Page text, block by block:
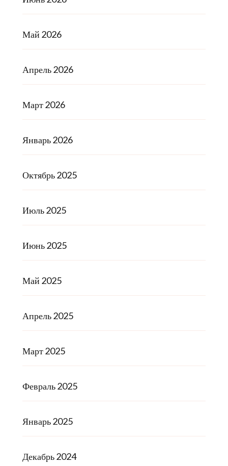
Май 2026
Апрель 2026
Март 2026
Январь 2026
Октябрь 2025
Июль 2025
Июнь 2025
Май 2025
Апрель 2025
Март 2025
Февраль 2025
Январь 2025
Декабрь 2024